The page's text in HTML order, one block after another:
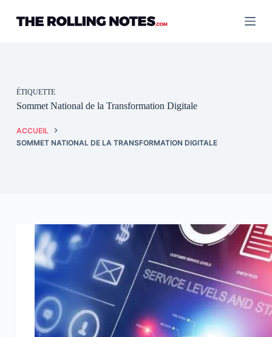
contenu
ÉTIQUETTE
Sommet National de la Transformation Digitale
ACCUEIL
SOMMET NATIONAL DE LA TRANSFORMATION DIGITALE